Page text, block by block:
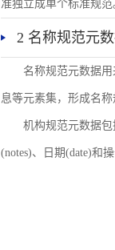
准独立成单个标准规范
2 名称规范元
名称规范元数据
息等元素集，形成名
机构规范元数据
(notes)、日期(date)和